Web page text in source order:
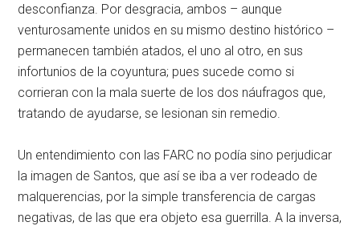
desconfianza. Por desgracia, ambos – aunque
venturosamente unidos en su mismo destino histórico –
permanecen también atados, el uno al otro, en sus
infortunios de la coyuntura; pues sucede como si
corrieran con la mala suerte de los dos náufragos que,
tratando de ayudarse, se lesionan sin remedio.
Un entendimiento con las FARC no podía sino perjudicar
la imagen de Santos, que así se iba a ver rodeado de
malquerencias, por la simple transferencia de cargas
negativas, de las que era objeto esa guerrilla. A la inversa,